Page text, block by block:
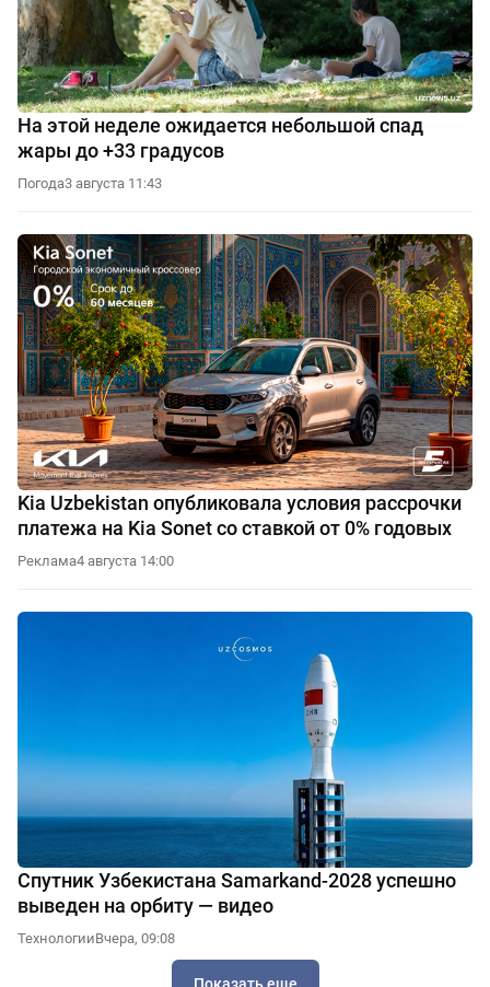
На этой неделе ожидается небольшой спад
жары до +33 градусов
Погода3 августа 11:43
Kia Uzbekistan опубликовала условия рассрочки
платежа на Kia Sonet со ставкой от 0% годовых
Реклама4 августа 14:00
Спутник Узбекистана Samarkand-2028 успешно
выведен на орбиту — видео
ТехнологииВчера, 09:08
Показать еще